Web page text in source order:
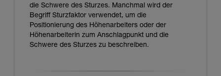
die Schwere des Sturzes. Manchmal wird der
Begriff Sturzfaktor verwendet, um die
Positionierung des Höhenarbeiters oder der
Höhenarbeiterin zum Anschlagpunkt und die
Schwere des Sturzes zu beschreiben.